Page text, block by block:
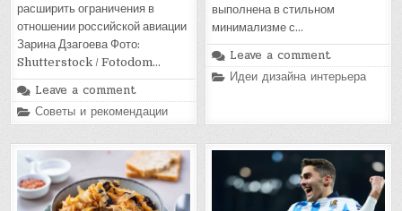
расширить ограничения в
отношении российской авиации
Зарина Дзагоева Фото:
Shutterstock / Fotodom…
Leave a comment
Posted
in
Советы и рекомендации
выполнена в стильном
минимализме с…
Leave a comment
Posted
in
Идеи дизайна интерьера